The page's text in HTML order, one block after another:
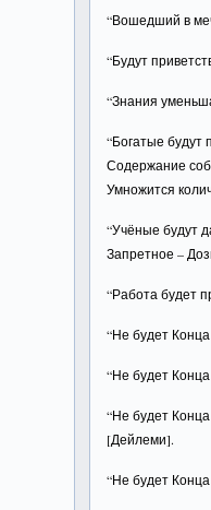
“Вошедший в
“Будут
“Знания
“Богатые будут
Содержание
Умножится
“Учёные будут
Запретное –
“Работа будет
“Не будет
“Не будет
“Не будет
[Дейлеми].
“Не будет